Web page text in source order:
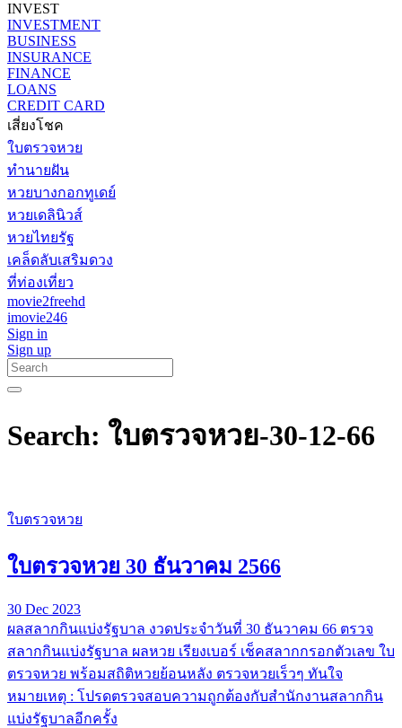
INVEST
INVESTMENT
BUSINESS
INSURANCE
FINANCE
LOANS
CREDIT CARD
เสี่ยงโชค
ใบตรวจหวย
ทำนายฝัน
หวยบางกอกทูเดย์
หวยเดลินิวส์
หวยไทยรัฐ
เคล็ดลับเสริมดวง
ที่ท่องเที่ยว
movie2freehd
imovie246
Sign in
Sign up
Search: ใบตรวจหวย-30-12-66
ใบตรวจหวย
ใบตรวจหวย 30 ธันวาคม 2566
30 Dec 2023
ผลสลากกินแบ่งรัฐบาล งวดประจำวันที่ 30 ธันวาคม 66 ตรวจ
สลากกินแบ่งรัฐบาล ผลหวย เรียงเบอร์ เช็คสลากกรอกตัวเลข ใบ
ตรวจหวย พร้อมสถิติหวยย้อนหลัง ตรวจหวยเร็วๆ ทันใจ
หมายเหตุ : โปรดตรวจสอบความถูกต้องกับสำนักงานสลากกิน
แบ่งรัฐบาลอีกครั้ง